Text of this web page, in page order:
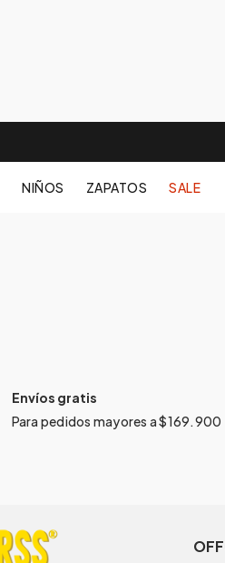
NIÑOS ZAPATOS SALE
Envíos gratis
Para pedidos mayores a $169.900